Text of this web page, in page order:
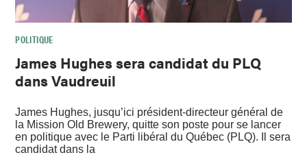
POLITIQUE
James Hughes sera candidat du PLQ
dans Vaudreuil
James Hughes, jusqu’ici président-directeur général de
la Mission Old Brewery, quitte son poste pour se lancer
en politique avec le Parti libéral du Québec (PLQ). Il sera
candidat dans la